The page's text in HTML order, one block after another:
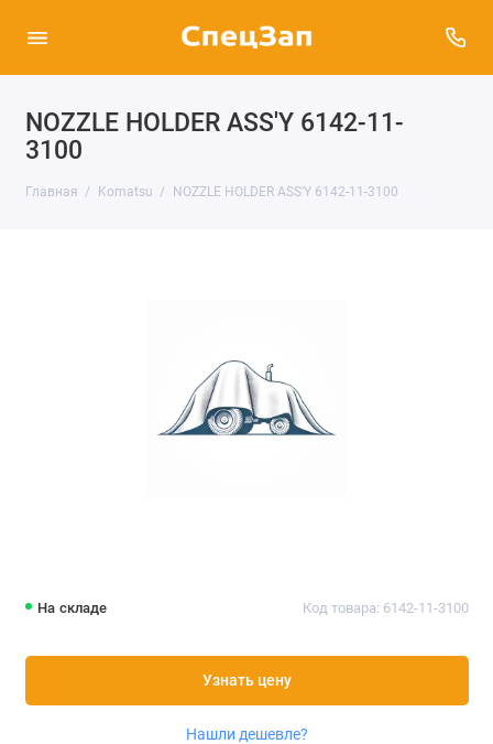
NOZZLE HOLDER ASS'Y 6142-11-
3100
Главная Komatsu NOZZLE HOLDER ASS'Y 6142-11-3100
На складе Код товара: 6142-11-3100
Узнать цену
Нашли дешевле?